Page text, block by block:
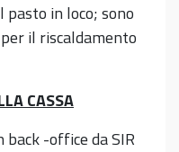
pasto in loco; sono
il riscaldamento
CASSA
-office da SIR